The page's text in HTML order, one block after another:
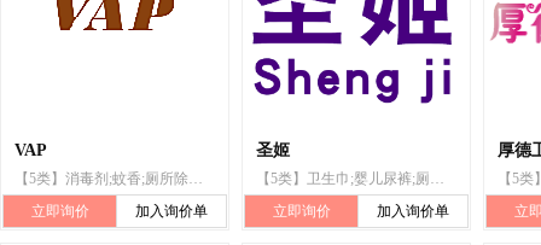
VAP
【5类】消毒剂;蚊香;厕所除臭剂
立即询价
加入询价单
圣姬
【5类】卫生巾;婴儿尿裤;厕所除臭剂
立即询价
加入询价单
厚德
立